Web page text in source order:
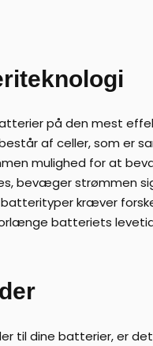
på den mest
af celler, som er
mulighed for at
bevæger strømmen
kræver
batteriets
til dine batterier, er